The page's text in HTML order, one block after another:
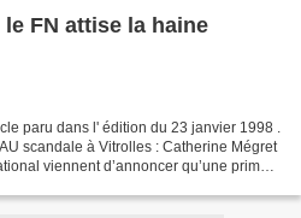
FN attise la haine
paru dans l' édition du 23 janvier 1998 .
scandale à Vitrolles : Catherine Mégret
viennent d’annoncer qu’une prime